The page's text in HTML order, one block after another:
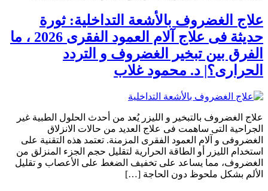
علاج الغضروف بالأشعة التداخلية: ثورة
حديثة فى علاج آلام العمود الفقرى 2026 ، ما
الفرق بين تبخير الغضروف و التردد
الحرارى؟| د. محمود غلاب
علاج الغضروف بالتبخير و الليزر يُعد من أحدث الحلول الطبية غير
الجراحية التى ساهمت فى علاج العديد من حالات الانزلاق
الغضروفى و آلام العمود الفقرى المزمنة. تعتمد هذه التقنية على
استخدام الليزر أو الطاقة الحرارية لتقليل حجم الجزء المنزلق من
الغضروف، مما يساعد على تخفيف الضغط على الأعصاب و تقليل
الألم بشكل ملحوظ دون الحاجة […]